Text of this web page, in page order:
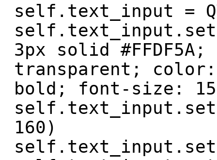
self.text_input =
3px solid
transparent;
bold; font-size:
160)